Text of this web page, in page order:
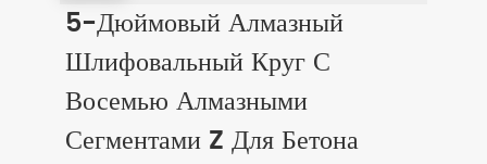
5-Дюймовый Алмазный
Шлифовальный Круг С
Восемью Алмазными
Сегментами Z Для Бетона